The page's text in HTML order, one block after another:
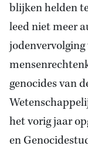
blijken helden
leed niet meer
jodenvervolging
genocides van
het vorig jaar
en